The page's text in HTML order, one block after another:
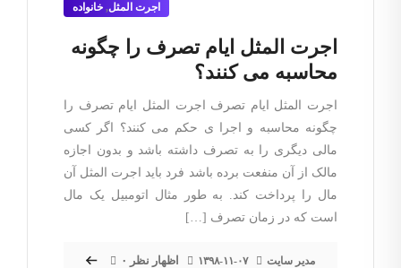
اجرت المثل, خانواده
اجرت المثل ایام تصرف را چگونه
محاسبه می کنند؟
اجرت المثل ایام تصرف اجرت المثل ایام تصرف را
چگونه محاسبه و اجرا ی حکم می کنند؟ اگر کسی
مالی دیگری را به تصرف داشته باشد و بدون اجازه
مالک از آن منفعت برده باشد فرد باید اجرت المثل آن
مال را پرداخت کند. به طور مثال اتومبیل یک مال
است که در زمان تصرف […]
مدیر سایت ۱۳۹۸-۱۱-۰۷ ۰ اظهار نظر